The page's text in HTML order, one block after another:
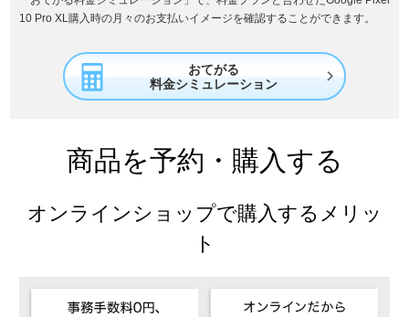
10 Pro XL購入時の月々のお支払いイメージを確認することができます。
おてがる
料金シミュレーション

商品を予約・購入する
オンラインショップで購入するメリッ
ト